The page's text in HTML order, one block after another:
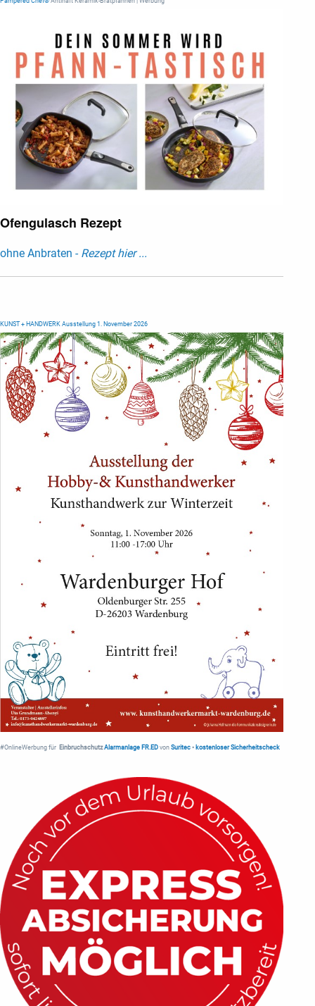
Ofengulasch Rezept
ohne Anbraten - Rezept hier ...
KUNST + HANDWERK Ausstellung 1. November 2026
#OnlineWerbung für Einbruchschutz Alarmanlage FR.ED von Suritec • kostenloser Sicherheitscheck